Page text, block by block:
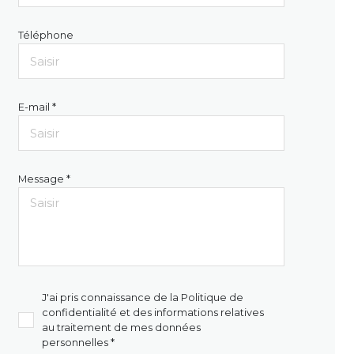
Téléphone
E-mail *
Message *
J'ai pris connaissance de la Politique de
confidentialité et des informations relatives
au traitement de mes données
personnelles *